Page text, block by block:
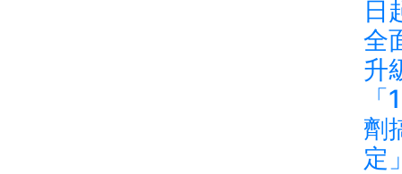
日
全
升
「1
劑
定